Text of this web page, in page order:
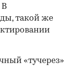
В
такой же
«тучерез»